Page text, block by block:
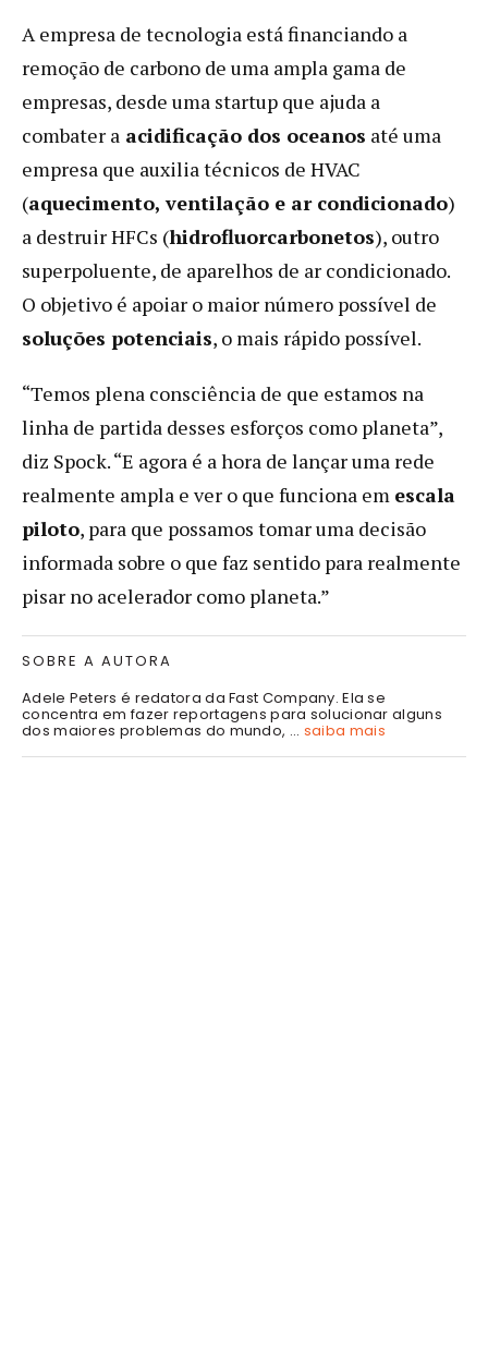
A empresa de tecnologia está financiando a
remoção de carbono de uma ampla gama de
empresas, desde uma startup que ajuda a
combater a acidificação dos oceanos até uma
empresa que auxilia técnicos de HVAC
(aquecimento, ventilação e ar condicionado)
a destruir HFCs (hidrofluorcarbonetos), outro
superpoluente, de aparelhos de ar condicionado.
O objetivo é apoiar o maior número possível de
soluções potenciais, o mais rápido possível.
“Temos plena consciência de que estamos na
linha de partida desses esforços como planeta”,
diz Spock. “E agora é a hora de lançar uma rede
realmente ampla e ver o que funciona em escala
piloto, para que possamos tomar uma decisão
informada sobre o que faz sentido para realmente
pisar no acelerador como planeta.”
SOBRE A AUTORA
Adele Peters é redatora da Fast Company. Ela se
concentra em fazer reportagens para solucionar alguns
dos maiores problemas do mundo, ... saiba mais